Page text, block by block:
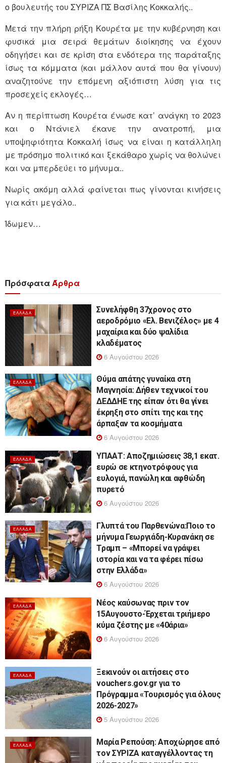
ο βουλευτής του ΣΥΡΙΖΑ ΠΣ Βασίλης Κοκκαλής..
Μετά την πλήρη ρήξη Κουρέτα με την κυβέρνηση και
φυσικά μια σειρά θεμάτων διοίκησης να έχουν
οδηγήσει και σε κρίση στα ενδότερα της παράταξης
ίσως τα κόμματα (και μάλλον αυτά που θα γίνουν)
αναζητούνε την επόμενη αξιόπιστη λύση για τις
προσεχείς εκλογές…
Αν η περίπτωση Κουρέτα ένωσε κατ’ ανάγκη το 2023
και ο Ντάνιελ έκανε την ανατροπή, μια
υποψηφιότητα Κοκκαλή ίσως να είναι η κατάλληλη
με πρόσημο πολιτικό και ξεκάθαρο χωρίς να θολώνει
και να μπερδεύει το μήνυμα..
Νωρίς ακόμη αλλά φαίνεται πως γίνονται κινήσεις
για κάτι μεγάλο..
Ίδωμεν…
ΠρόσφαταΆρθρα
ΕΛΛΆΔΑ
Συνελήφθη 37χρονος στο
αεροδρόμιο «Ελ. Βενιζέλος» με 4
μαχαίρια και δύο ψαλίδια
κλαδέματος
6 Αυγούστου 2026
ΕΛΛΆΔΑ
Θύμα απάτης γυναίκα στη
Μαγνησία: Δήθεν τεχνικοί του
ΔΕΔΔΗΕ της είπαν ότι θα γίνει
έκρηξη στο σπίτι της και της
άρπαξαν τα κοσμήματα
6 Αυγούστου 2026
ΕΛΛΆΔΑ
ΥΠΑΑΤ: Αποζημιώσεις 38,1 εκατ.
ευρώ σε κτηνοτρόφους για
ευλογιά, πανώλη και αφθώδη
πυρετό
6 Αυγούστου 2026
ΕΛΛΆΔΑ
Γλυπτά του Παρθενώνα:Ποιο το
μήνυμα Γεωργιάδη-Κυρανάκη σε
Τραμπ – «Μπορεί να γράψει
ιστορία και να τα φέρει πίσω
στην Ελλάδα»
6 Αυγούστου 2026
ΕΛΛΆΔΑ
Νέος καύσωνας πριν τον
15Αυγουστο-Έρχεται τριήμερο
κύμα ζέστης με «40άρια»
6 Αυγούστου 2026
ΕΛΛΆΔΑ
Ξεκινούν οι αιτήσεις στο
vouchers.gov.gr για το
Πρόγραμμα «Τουρισμός για όλους
2026-2027»
5 Αυγούστου 2026
ΕΛΛΆΔΑ
Μαρία Ρεπούση: Αποχώρησε από
τον ΣΥΡΙΖΑ καταγγέλλοντας τη